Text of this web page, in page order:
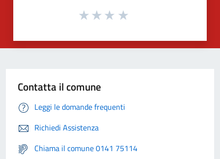
Contatta il comune
Leggi le domande frequenti
Richiedi Assistenza
Chiama il comune 0141 75114